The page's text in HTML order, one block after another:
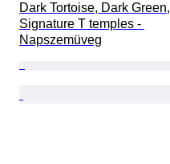
Dark Tortoise, Dark Green,
Signature T temples -
Napszemüveg